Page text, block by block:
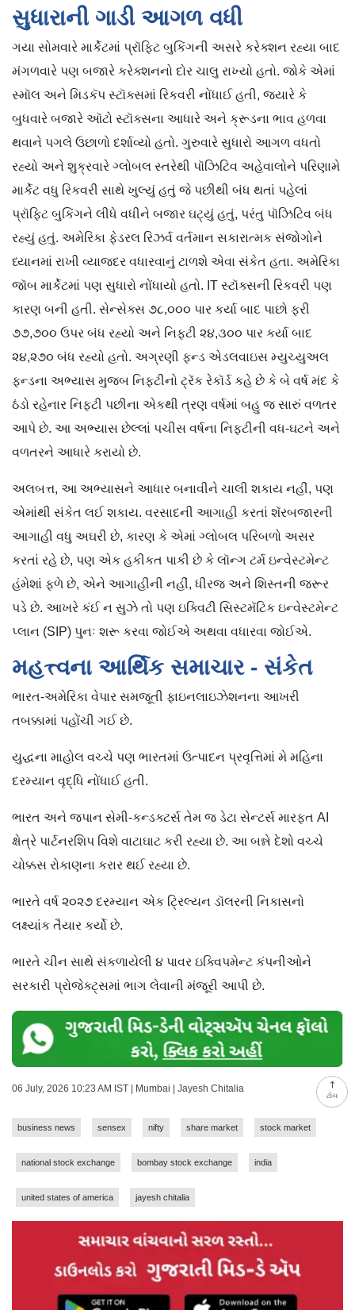
ટોચ
સુધારાની ગાડી આગળ વધી
ગયા સોમવારે માર્કેટમાં પ્રૉફિટ બુકિંગની અસરે કરેક્શન રહ્યા બાદ
મંગળવારે પણ બજારે કરેક્શનનો દોર ચાલુ રાખ્યો હતો. જોકે એમાં
સ્મૉલ અને મિડકૅપ સ્ટૉક્સમાં રિકવરી નોંધાઈ હતી, જ્યારે કે
બુધવારે બજારે ઑટો સ્ટૉક્સના આધારે અને ક્રૂડના ભાવ હળવા
થવાને પગલે ઉછાળો દર્શાવ્યો હતો. ગુરુવારે સુધારો આગળ વધતો
રહ્યો અને શુક્રવારે ગ્લોબલ સ્તરેથી પૉઝિટિવ અહેવાલોને પરિણામે
માર્કેટ વધુ રિકવરી સાથે ખુલ્યું હતું જે પછીથી બંધ થતાં પહેલાં
પ્રૉફિટ બુકિંગને લીધે વધીને બજાર ઘટ્યું હતું, પરંતુ પૉઝિટિવ બંધ
રહ્યું હતું. અમેરિકા ફેડરલ રિઝર્વ વર્તમાન સકારાત્મક સંજોગોને
ધ્યાનમાં રાખી વ્યાજદર વધારવાનું ટાળશે એવા સંકેત હતા. અમેરિકા
જૉબ માર્કેટમાં પણ સુધારો નોંધાયો હતો. IT સ્ટૉક્સની રિકવરી પણ
કારણ બની હતી. સેન્સેક્સ ૭૮,૦૦૦ પાર કર્યા બાદ પાછો ફરી
૭૭,૭૦૦ ઉપર બંધ રહ્યો અને નિફ્ટી ૨૪,૩૦૦ પાર કર્યા બાદ
૨૪,૨૭૦ બંધ રહ્યો હતો. અગ્રણી ફન્ડ એડલવાઇસ મ્યુચ્યુઅલ
ફન્ડના અભ્યાસ મુજબ નિફ્ટીનો ટ્રૅક રેકૉર્ડ કહે છે કે બે વર્ષ મંદ કે
ઠંડો રહેનાર નિફ્ટી પછીના એકથી ત્રણ વર્ષમાં બહુ જ સારું વળતર
આપે છે. આ અભ્યાસ છેલ્લાં પચીસ વર્ષના નિફ્ટીની વધ-ઘટને અને
વળતરને આધારે કરાયો છે.
અલબત્ત, આ અભ્યાસને આધાર બનાવીને ચાલી શકાય નહીં, પણ
એમાંથી સંકેત લઈ શકાય. વરસાદની આગાહી કરતાં શૅરબજારની
આગાહી વધુ અઘરી છે, કારણ કે એમાં ગ્લોબલ પરિબળો અસર
કરતાં રહે છે, પણ એક હકીકત પાકી છે કે લૉન્ગ ટર્મ ઇન્વેસ્ટમેન્ટ
હંમેશાં ફળે છે, એને આગાહીની નહીં, ધીરજ અને શિસ્તની જરૂર
પડે છે. આખરે કંઈ ન સુઝે તો પણ ઇક્વિટી સિસ્ટમૅટિક ઇન્વેસ્ટમેન્ટ
પ્લાન (SIP) પુનઃ શરૂ કરવા જોઈએ અથવા વધારવા જોઈએ.
મહત્ત્વના આર્થિક સમાચાર - સંકેત
ભારત-અમેરિકા વેપાર સમજૂતી ફાઇનલાઇઝેશનના આખરી
તબક્કામાં પહોંચી ગઈ છે.
યુદ્ધના માહોલ વચ્ચે પણ ભારતમાં ઉત્પાદન પ્રવૃત્તિમાં મે મહિના
દરમ્યાન વૃદ્ધિ નોંધાઈ હતી.
ભારત અને જપાન સેમી-કન્ડક્ટર્સ તેમ જ ડેટા સેન્ટર્સ મારફત AI
ક્ષેત્રે પાર્ટનરશિપ વિશે વાટાઘાટ કરી રહ્યા છે. આ બન્ને દેશો વચ્ચે
ચોક્કસ રોકાણના કરાર થઈ રહ્યા છે.
ભારતે વર્ષ ૨૦૨૭ દરમ્યાન એક ટ્રિલ્યન ડૉલરની નિકાસનો
લક્ષ્યાંક તૈયાર કર્યો છે.
ભારતે ચીન સાથે સંકળાયેલી ૪ પાવર ઇક્વિપમેન્ટ કંપનીઓને
સરકારી પ્રોજેક્ટ્સમાં ભાગ લેવાની મંજૂરી આપી છે.
06 July, 2026 10:23 AM IST | Mumbai | Jayesh Chitalia
business news sensex nifty share market stock market
national stock exchange bombay stock exchange india
united states of america jayesh chitalia